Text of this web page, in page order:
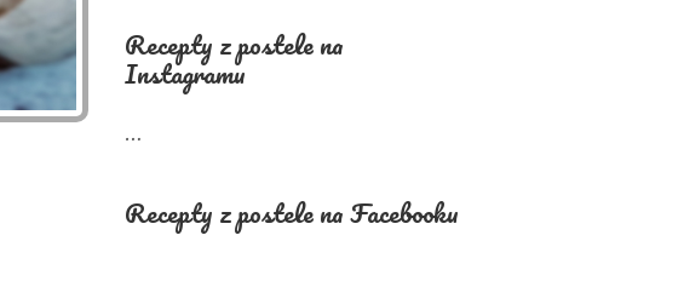
Recepty z postele na
Instagramu
…
Recepty z postele na Facebooku